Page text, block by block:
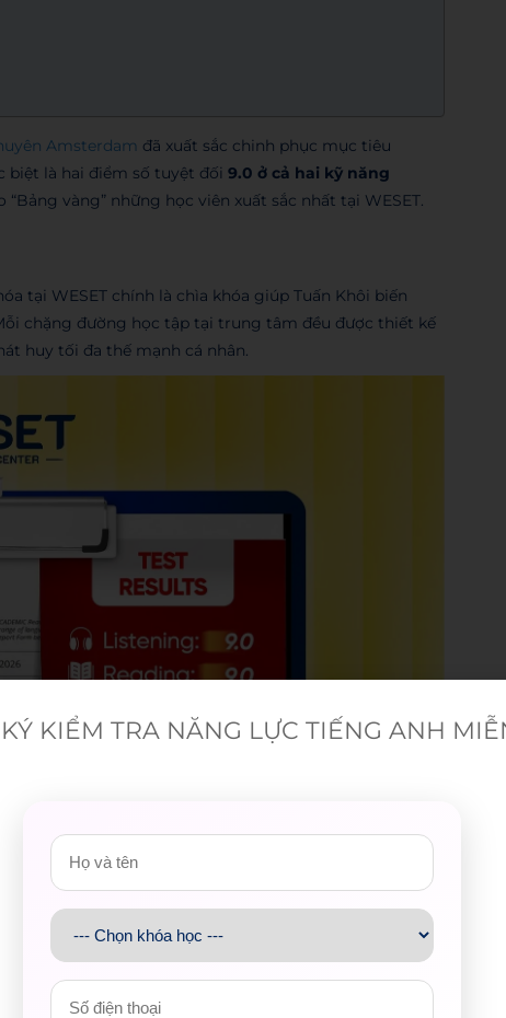
Amsterdam đã xuất sắc chinh phục mục tiêu
biệt là hai điểm số tuyệt đối 9.0 ở cả hai kỹ năng
vàng” những học viên xuất sắc nhất tại WESET.
tại WESET chính là chìa khóa giúp Tuấn Khôi biến
chặng đường học tập tại trung tâm đều được thiết kế
huy tối đa thế mạnh cá nhân.
KIỂM TRA NĂNG LỰC TIẾNG ANH